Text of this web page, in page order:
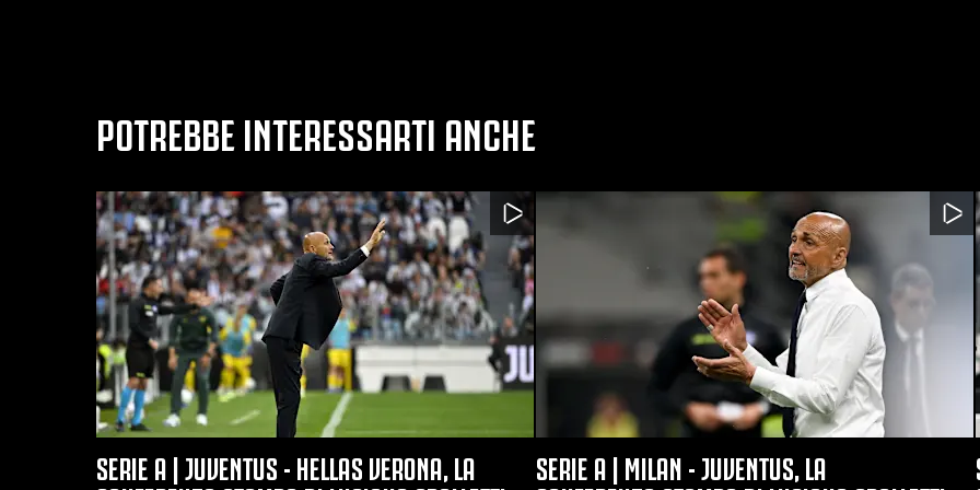
POTREBBE INTERESSARTI ANCHE
SERIE A | JUVENTUS - HELLAS VERONA, LA
SERIE A | MILAN - JUVENTUS, LA